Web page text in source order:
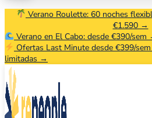
Verano Roulette: 60 noches
€1.590 →
Verano en El Cabo: desde €390/sem
Ofertas Last Minute desde €399/
limitadas →